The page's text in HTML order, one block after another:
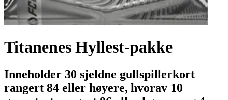
Titanenes Hyllest-pakke
Inneholder 30 sjeldne gullspillerkort
rangert 84 eller høyere, hvorav 10